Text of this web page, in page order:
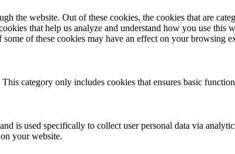
the website. Out of these cookies, the cookies that are
that help us analyze and understand how you use
of these cookies may have an effect on your browsing
category only includes cookies that ensures basic
is used specifically to collect user personal data via
your website.